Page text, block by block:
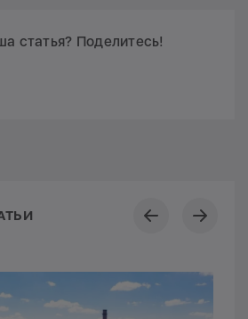
статья? Поделитесь!